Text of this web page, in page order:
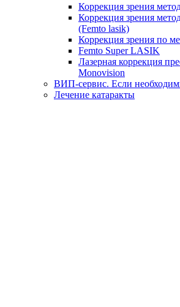
Коррекция зрения
Коррекция зрения
(Femto lasik)
Коррекция зрения по
Femto Super LASIK
Лазерная коррекция
Monovision
ВИП-сервис. Если
Лечение катаракты